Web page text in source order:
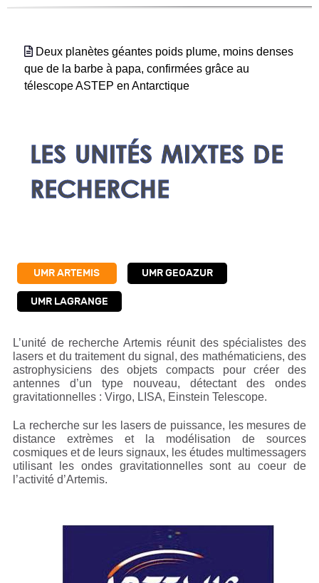
Deux planètes géantes poids plume, moins denses
que de la barbe à papa, confirmées grâce au
télescope ASTEP en Antarctique
LES UNITÉS MIXTES DE
RECHERCHE
UMR ARTEMIS UMR GEOAZUR
UMR LAGRANGE
L’unité de recherche Artemis réunit des spécialistes des
lasers et du traitement du signal, des mathématiciens, des
astrophysiciens des objets compacts pour créer des
antennes d’un type nouveau, détectant des ondes
gravitationnelles : Virgo, LISA, Einstein Telescope.
La recherche sur les lasers de puissance, les mesures de
distance extrèmes et la modélisation de sources
cosmiques et de leurs signaux, les études multimessagers
utilisant les ondes gravitationnelles sont au coeur de
l’activité d’Artemis.